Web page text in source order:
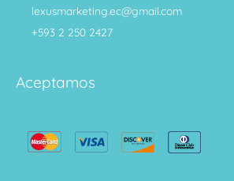
lexusmarketing.ec@gmail.com
+593 2 250 2427
Aceptamos